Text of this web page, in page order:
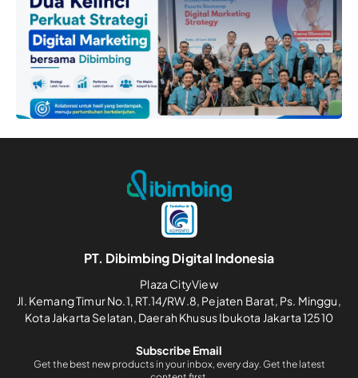
PT. Dibimbing Digital Indonesia
Plaza CityView
Jl. Kemang Timur No.1, RT.14/RW.8, Pejaten Barat, Ps. Minggu,
Kota Jakarta Selatan, Daerah Khusus Ibukota Jakarta 12510
Subscribe Email
Get the best new products in your inbox, every day. Get the latest